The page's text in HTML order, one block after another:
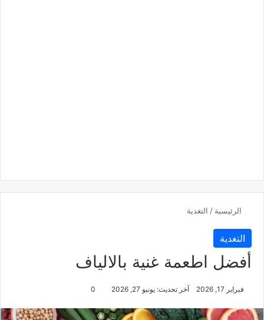
الرئيسية / التغدية
التغدية
أفضل اطعمة غنية بالالياف​
فبراير 17, 2026 آخر تحديث: يونيو 27, 2026 0